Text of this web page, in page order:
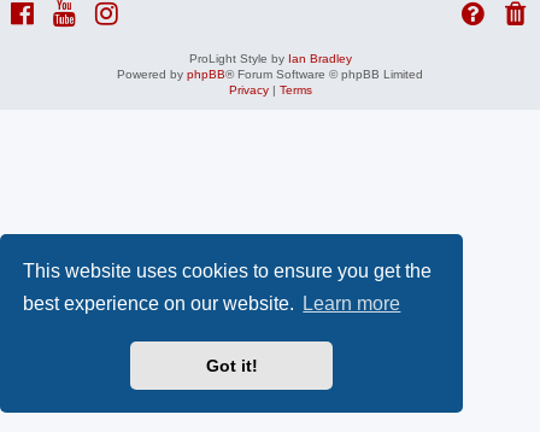
This website uses cookies to ensure you get the
best experience on our website.
Learn more
Got it!
ProLight Style by Ian Bradley
Powered by phpBB® Forum Software © phpBB Limited
Privacy| Terms